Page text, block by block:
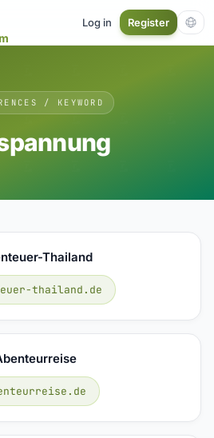
Log in Register
/ KEYWORD
Thailand
thailand.de